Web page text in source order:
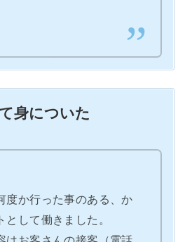
身についた
度か行った事のある、か
して働きました。